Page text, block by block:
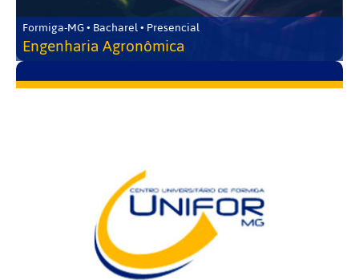
Formiga-MG • Bacharel • Presencial
Engenharia Agronômica